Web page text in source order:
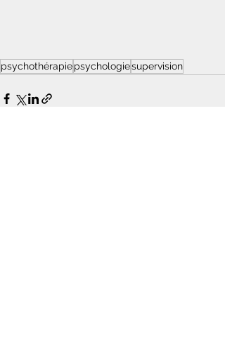
psychothérapiepsychologiesupervision